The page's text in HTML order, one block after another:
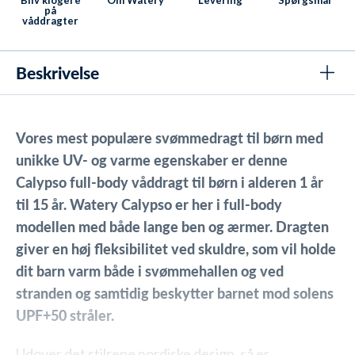
på
våddragter
Beskrivelse
Vores mest populære svømmedragt til børn med
unikke UV- og varme egenskaber er denne
Calypso full-body våddragt til børn i alderen 1 år
til 15 år. Watery Calypso er her i full-body
modellen med både lange ben og ærmer. Dragten
giver en høj fleksibilitet ved skuldre, som vil holde
dit barn varm både i svømmehallen og ved
stranden og samtidig beskytter barnet mod solens
UPF+50 stråler.